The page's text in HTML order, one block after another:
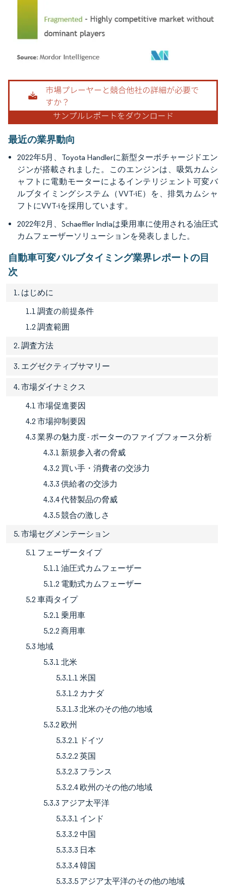
画像 © Mordor Intelligence。再利用にはCC BY 4.0の表示が必要です。
最近の業界動向
2022年5月、Toyota Handlerに新型ターボチャージドエン
ジンが搭載されました。このエンジンは、吸気カムシ
ャフトに電動モーターによるインテリジェント可変バ
ルブタイミングシステム（VVT-iE）を、排気カムシャ
フトにVVT-iを採用しています。
2022年2月、Schaeffler Indiaは乗用車に使用される油圧式
カムフェーザーソリューションを発表しました。
自動車可変バルブタイミング業界レポートの目
次
1. はじめに
1.1 調査の前提条件
1.2 調査範囲
2. 調査方法
3. エグゼクティブサマリー
4. 市場ダイナミクス
4.1 市場促進要因
4.2 市場抑制要因
4.3 業界の魅力度 - ポーターのファイブフォース分析
4.3.1 新規参入者の脅威
4.3.2 買い手・消費者の交渉力
4.3.3 供給者の交渉力
4.3.4 代替製品の脅威
4.3.5 競合の激しさ
5. 市場セグメンテーション
5.1 フェーザータイプ
5.1.1 油圧式カムフェーザー
5.1.2 電動式カムフェーザー
5.2 車両タイプ
5.2.1 乗用車
5.2.2 商用車
5.3 地域
5.3.1 北米
5.3.1.1 米国
5.3.1.2 カナダ
5.3.1.3 北米のその他の地域
5.3.2 欧州
5.3.2.1 ドイツ
5.3.2.2 英国
5.3.2.3 フランス
5.3.2.4 欧州のその他の地域
5.3.3 アジア太平洋
5.3.3.1 インド
5.3.3.2 中国
5.3.3.3 日本
5.3.3.4 韓国
5.3.3.5 アジア太平洋のその他の地域